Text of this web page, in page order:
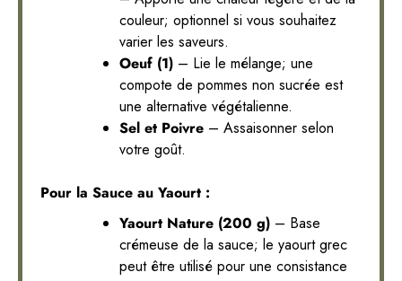
couleur; optionnel si vous souhaitez
varier les saveurs.
Oeuf (1) – Lie le mélange; une
compote de pommes non sucrée est
une alternative végétalienne.
Sel et Poivre – Assaisonner selon
votre goût.
Pour la Sauce au Yaourt :
Yaourt Nature (200 g) – Base
crémeuse de la sauce; le yaourt grec
peut être utilisé pour une consistance